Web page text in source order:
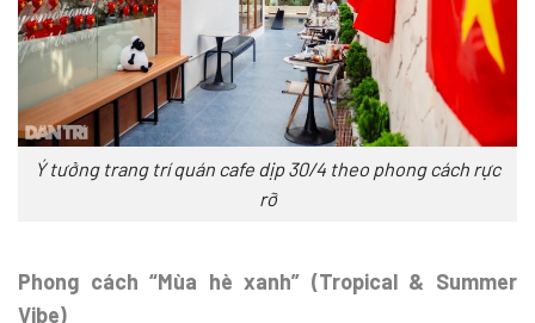
Ý tưởng trang trí quán cafe dịp 30/4 theo phong cách rực
rỡ
Phong cách “Mùa hè xanh” (Tropical & Summer
Vibe)